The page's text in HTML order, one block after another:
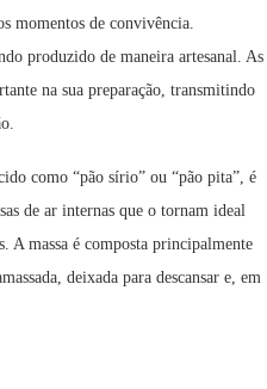
momentos de convivência.
produzido de maneira artesanal. As
na sua preparação, transmitindo
como “pão sírio” ou “pão pita”, é
de ar internas que o tornam ideal
A massa é composta principalmente
deixada para descansar e, em